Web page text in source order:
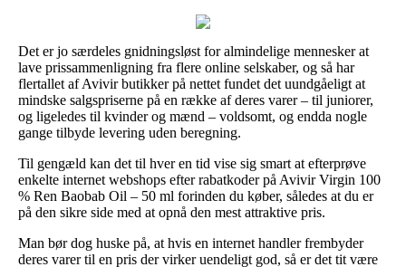
Det er jo særdeles gnidningsløst for almindelige mennesker at
lave prissammenligning fra flere online selskaber, og så har
flertallet af Avivir butikker på nettet fundet det uundgåeligt at
mindske salgspriserne på en række af deres varer – til juniorer,
og ligeledes til kvinder og mænd – voldsomt, og endda nogle
gange tilbyde levering uden beregning.
Til gengæld kan det til hver en tid vise sig smart at efterprøve
enkelte internet webshops efter rabatkoder på Avivir Virgin 100
% Ren Baobab Oil – 50 ml forinden du køber, således at du er
på den sikre side med at opnå den mest attraktive pris.
Man bør dog huske på, at hvis en internet handler frembyder
deres varer til en pris der virker uendeligt god, så er det tit være